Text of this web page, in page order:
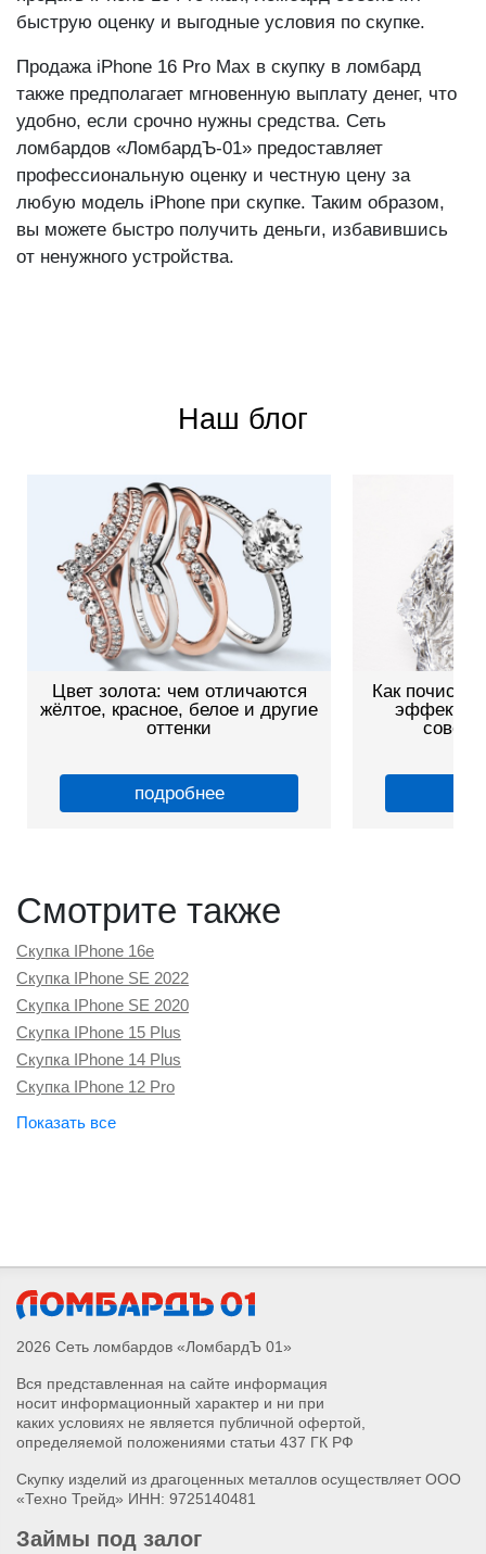
продать iPhone 16 Pro Max, ломбард обеспечит
Продажа iPhone 16 Pro Max в скупку в ломбард
также предполагает мгновенную выплату денег, что
удобно, если срочно нужны средства. Сеть
ломбардов «ЛомбардЪ-01» предоставляет
профессиональную оценку и честную цену за
любую модель iPhone при скупке. Таким образом,
вы можете быстро получить деньги, избавившись
Цвет золота: чем отличаются
жёлтое, красное, белое и другие
подробнее
Как
Смотрите также
Скупка IPhone 16e
Скупка IPhone SE 2022
Скупка IPhone SE 2020
Скупка IPhone 15 Plus
Скупка IPhone 14 Plus
Скупка IPhone 16
Скупка наушников Airpods Pro Max 2
Скупка наушников Airpods 4
Скупка Magic Keyboard и Magic Mouse
Скупка Apple Watch Series 4
Скупка Apple Watch Series 5
Скупка Apple Watch Series 6
Скупка Apple Watch Series 8
Скупка Apple Watch Series SE 2
Вся представленная на сайте информация
носит информационный характер и ни при
каких условиях не является публичной офертой,
Скупку изделий из драгоценных металлов осуществляет ООО